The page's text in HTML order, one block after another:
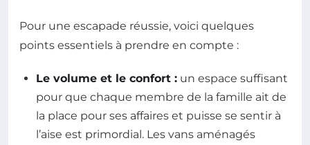
Pour une escapade réussie, voici quelques
points essentiels à prendre en compte :
Le volume et le confort : un espace suffisant
pour que chaque membre de la famille ait de
la place pour ses affaires et puisse se sentir à
l’aise est primordial. Les vans aménagés